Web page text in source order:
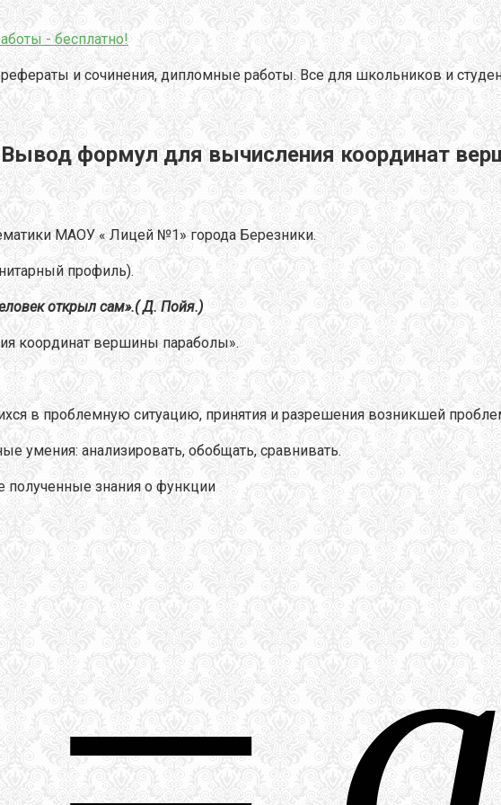
- бесплатно!
и сочинения, дипломные работы. Все для школьников и
формул для вычисления координат
МАОУ « Лицей №1» города Березники.
профиль).
открыл сам».( Д. Пойя.)
координат вершины параболы».
в проблемную ситуацию, принятия и разрешения возникшей
умения: анализировать, обобщать, сравнивать.
полученные знания о функции